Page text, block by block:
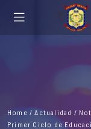
Home /Actualidad /
Primer Ciclo de